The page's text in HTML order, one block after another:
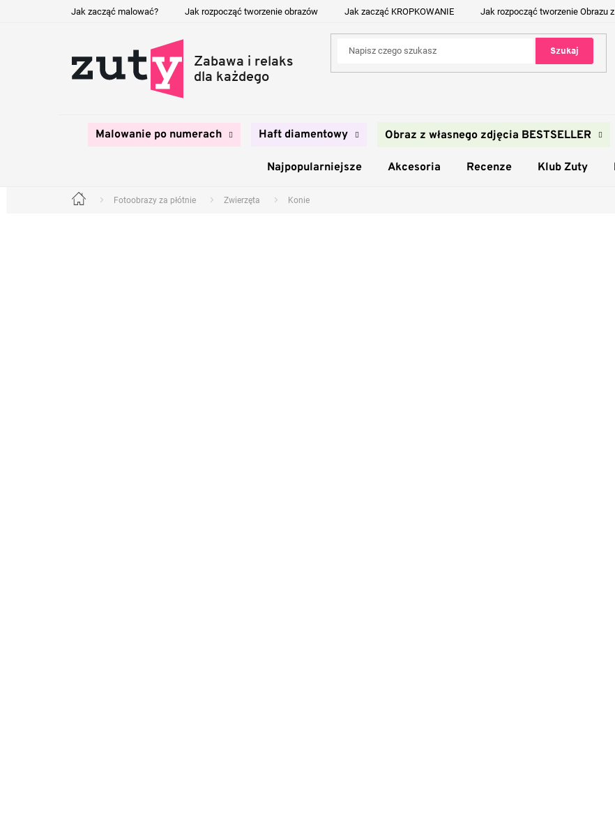
Jak zacząć malować? Jak rozpocząć tworzenie obrazów Jak zacząć KROPKOWANIE Jak rozpocząć tworzenie Obrazu
Szukaj
Malowanie po numerach Haft diamentowy Obraz z własnego zdjęcia BESTSELLER
Najpopularniejsze Akcesoria Recenze Klub Zuty
Home Fotoobrazy za płótnie Zwierzęta Konie